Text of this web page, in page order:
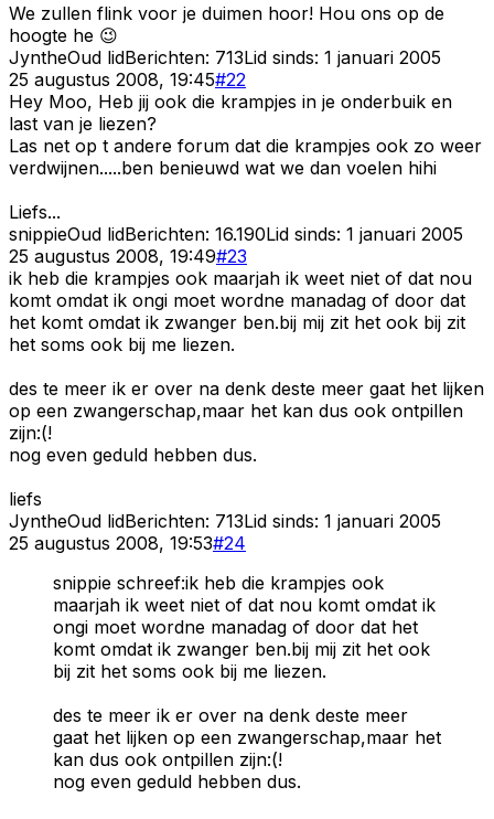
We zullen flink voor je duimen hoor! Hou ons op de
hoogte he 😉
JyntheOud lidBerichten: 713Lid sinds: 1 januari 2005
25 augustus 2008, 19:45#22
Hey Moo, Heb jij ook die krampjes in je onderbuik en
last van je liezen?
Las net op t andere forum dat die krampjes ook zo weer
verdwijnen.....ben benieuwd wat we dan voelen hihi
Liefs...
snippieOud lidBerichten: 16.190Lid sinds: 1 januari 2005
25 augustus 2008, 19:49#23
ik heb die krampjes ook maarjah ik weet niet of dat nou
komt omdat ik ongi moet wordne manadag of door dat
het komt omdat ik zwanger ben.bij mij zit het ook bij zit
het soms ook bij me liezen.
des te meer ik er over na denk deste meer gaat het lijken
op een zwangerschap,maar het kan dus ook ontpillen
zijn:(!
nog even geduld hebben dus.
liefs
JyntheOud lidBerichten: 713Lid sinds: 1 januari 2005
25 augustus 2008, 19:53#24
snippie schreef:ik heb die krampjes ook
maarjah ik weet niet of dat nou komt omdat ik
ongi moet wordne manadag of door dat het
komt omdat ik zwanger ben.bij mij zit het ook
bij zit het soms ook bij me liezen.
des te meer ik er over na denk deste meer
gaat het lijken op een zwangerschap,maar het
kan dus ook ontpillen zijn:(!
nog even geduld hebben dus.